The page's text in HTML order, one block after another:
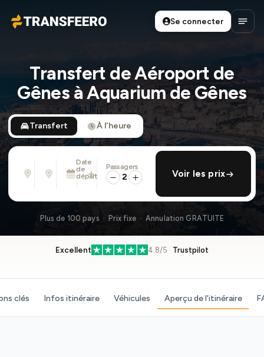
Transfeero
Se connecter
Transfert de Aéroport de
Gênes à Aquarium de Gênes
Transfert À l'heure
Adresse, aéroport, hôtel, ...
Adresse, aéroport, hôtel, ...
Date
de
départ
Mar. 11 Août · 01:45 PM
ajouter retour
Passagers
2 Voir les prix
Plus de 100 pays · Prix fixe · Annulation GRATUITE
Excellent 4.8/5 · Trustpilot
clés Infos itinéraire Véhicules Aperçu de l'itinéraire